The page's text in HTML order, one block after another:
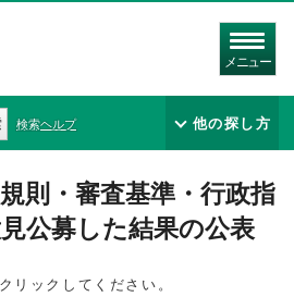
メニュー
検索ヘルプ 他の探し方
則・審査基準・行政指
公募した結果の公表
リックしてください。